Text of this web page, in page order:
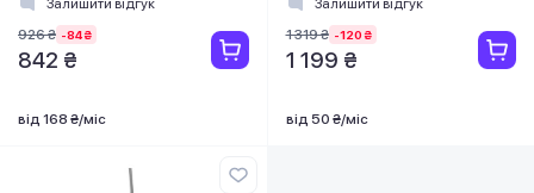
926 ₴ -84 ₴
842 ₴
від 168 ₴/міс
1 319 ₴ -120 ₴
1 199 ₴
від 50 ₴/міс